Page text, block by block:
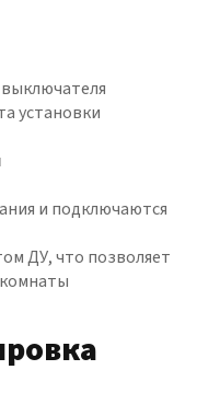
установки
и подключаются
ДУ, что позволяет